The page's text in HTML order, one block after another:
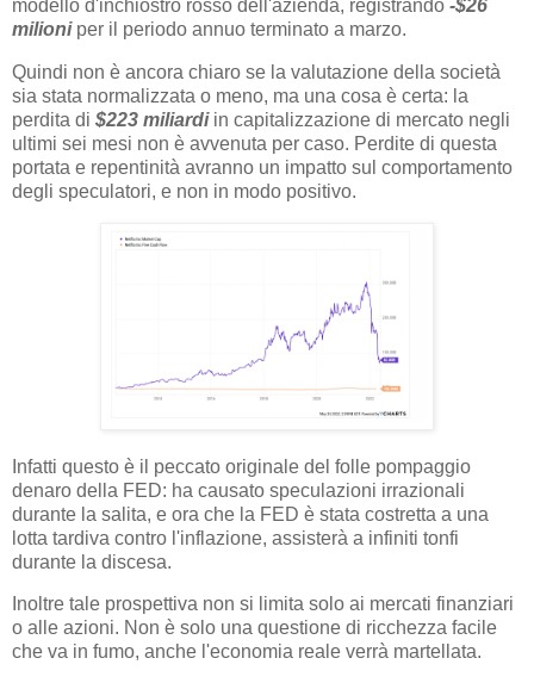
modello d'inchiostro rosso dell'azienda, registrando -$26
milioniper il periodo annuo terminato a marzo.
Quindi non è ancora chiaro se la valutazione della società
sia stata normalizzata o meno, ma una cosa è certa: la
perdita di $223 miliardiin capitalizzazione di mercato negli
ultimi sei mesi non è avvenuta per caso. Perdite di questa
portata e repentinità avranno un impatto sul comportamento
degli speculatori, e non in modo positivo.
Infatti questo è il peccato originale del folle pompaggio
denaro della FED: ha causato speculazioni irrazionali
durante la salita, e ora che la FED è stata costretta a una
lotta tardiva contro l'inflazione, assisterà a infiniti tonfi
durante la discesa.
Inoltre tale prospettiva non si limita solo ai mercati finanziari
o alle azioni. Non è solo una questione di ricchezza facile
che va in fumo, anche l'economia reale verrà martellata.